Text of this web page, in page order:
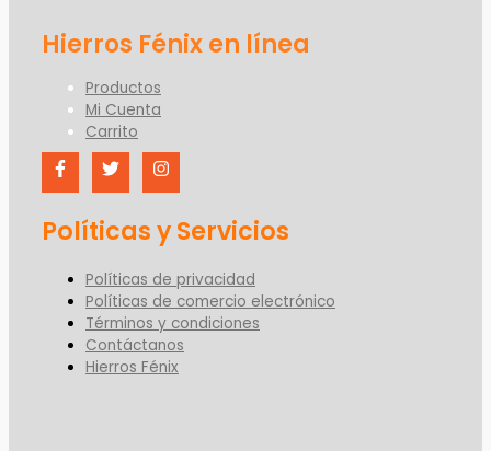
Productos
Mi Cuenta
Carrito
Políticas y Servicios
Políticas de privacidad
Políticas de comercio electrónico
Términos y condiciones
Contáctanos
Hierros Fénix